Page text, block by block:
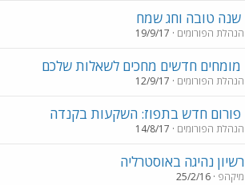
שנה טובה וחג שמח
הנהלת הפורומים 19/9/17
מומחים חדשים מחכים לשאלות שלכם
הנהלת הפורומים 12/9/17
פורום חדש בתפוז: השקעות בקנדה
הנהלת הפורומים 14/8/17
רשיון נהיגה באוסטרליה
מיקהפ 25/2/16